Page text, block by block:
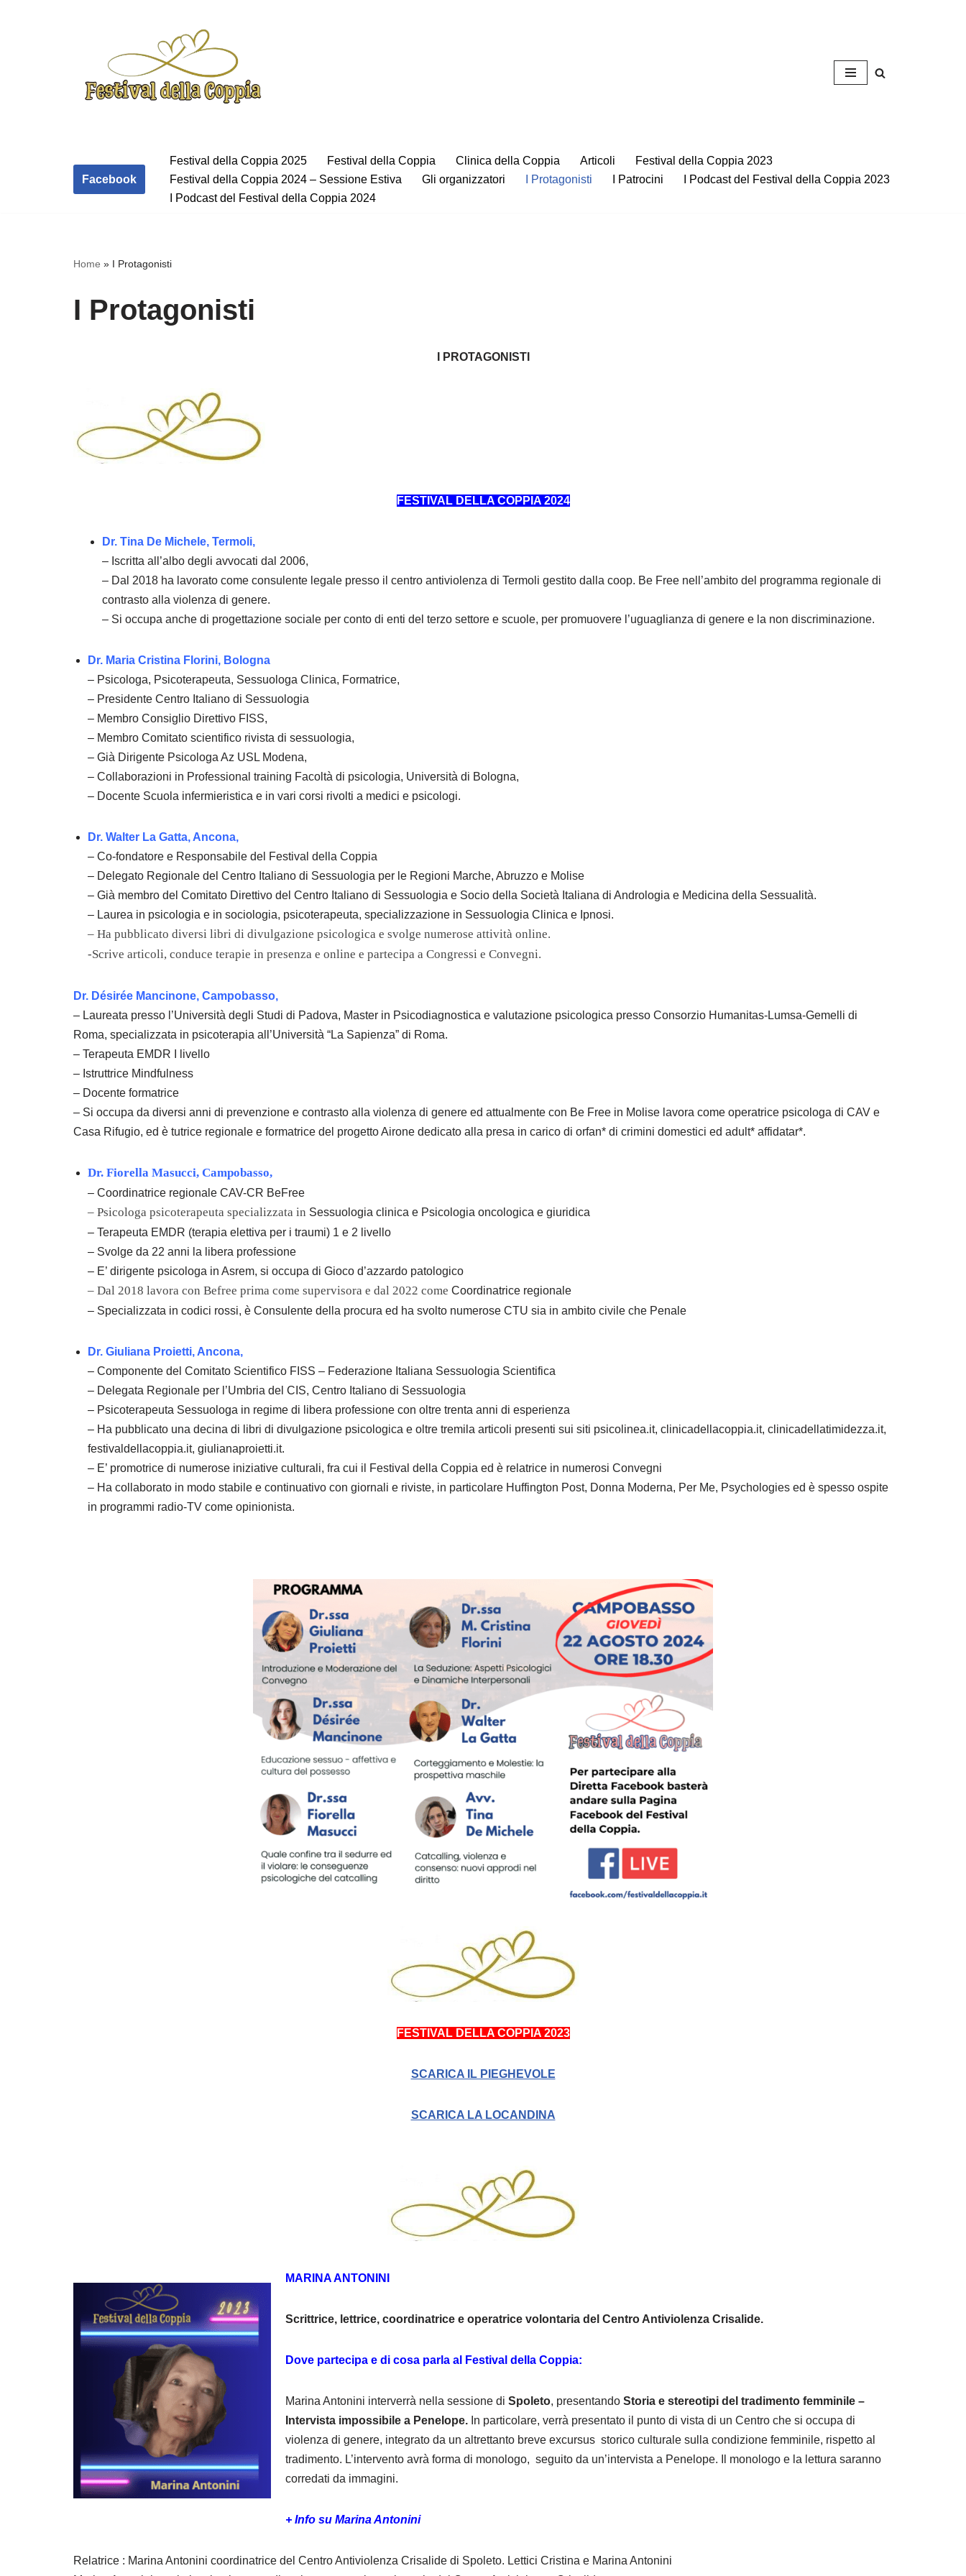
Facebook
Festival della Coppia 2025 Festival della Coppia Clinica della Coppia Articoli
Festival della Coppia 2023
Festival della Coppia 2024 – Sessione Estiva
Gli organizzatori I Protagonisti I Patrocini
I Podcast del Festival della Coppia 2023
I Podcast del Festival della Coppia 2024
Home » I Protagonisti
I Protagonisti
I PROTAGONISTI
FESTIVAL DELLA COPPIA 2024
Dr. Tina De Michele, Termoli,
– Iscritta all’albo degli avvocati dal 2006,
– Dal 2018 ha lavorato come consulente legale presso il centro antiviolenza di Termoli gestito dalla coop. Be Free nell’ambito del programma regionale di
contrasto alla violenza di genere.
– Si occupa anche di progettazione sociale per conto di enti del terzo settore e scuole, per promuovere l’uguaglianza di genere e la non discriminazione.
Dr. Maria Cristina Florini, Bologna
– Psicologa, Psicoterapeuta, Sessuologa Clinica, Formatrice,
– Presidente Centro Italiano di Sessuologia
– Membro Consiglio Direttivo FISS,
– Membro Comitato scientifico rivista di sessuologia,
– Già Dirigente Psicologa Az USL Modena,
– Collaborazioni in Professional training Facoltà di psicologia, Università di Bologna,
– Docente Scuola infermieristica e in vari corsi rivolti a medici e psicologi.
Dr. Walter La Gatta, Ancona,
– Co-fondatore e Responsabile del Festival della Coppia
– Delegato Regionale del Centro Italiano di Sessuologia per le Regioni Marche, Abruzzo e Molise
– Già membro del Comitato Direttivo del Centro Italiano di Sessuologia e Socio della Società Italiana di Andrologia e Medicina della Sessualità.
– Laurea in psicologia e in sociologia, psicoterapeuta, specializzazione in Sessuologia Clinica e Ipnosi.
– Ha pubblicato diversi libri di divulgazione psicologica e svolge numerose attività online.
-Scrive articoli, conduce terapie in presenza e online e partecipa a Congressi e Convegni.
Dr. Désirée Mancinone, Campobasso,
– Laureata presso l’Università degli Studi di Padova, Master in Psicodiagnostica e valutazione psicologica presso Consorzio Humanitas-Lumsa-Gemelli di
Roma, specializzata in psicoterapia all’Università “La Sapienza” di Roma.
– Terapeuta EMDR I livello
– Istruttrice Mindfulness
– Docente formatrice
– Si occupa da diversi anni di prevenzione e contrasto alla violenza di genere ed attualmente con Be Free in Molise lavora come operatrice psicologa di CAV e
Casa Rifugio, ed è tutrice regionale e formatrice del progetto Airone dedicato alla presa in carico di orfan* di crimini domestici ed adult* affidatar*.
Dr. Fiorella Masucci, Campobasso,
– Coordinatrice regionale CAV-CR BeFree
– Psicologa psicoterapeuta specializzata in Sessuologia clinica e Psicologia oncologica e giuridica
– Terapeuta EMDR (terapia elettiva per i traumi) 1 e 2 livello
– Svolge da 22 anni la libera professione
– E’ dirigente psicologa in Asrem, si occupa di Gioco d’azzardo patologico
– Dal 2018 lavora con Befree prima come supervisora e dal 2022 come Coordinatrice regionale
– Specializzata in codici rossi, è Consulente della procura ed ha svolto numerose CTU sia in ambito civile che Penale
Dr. Giuliana Proietti, Ancona,
– Componente del Comitato Scientifico FISS – Federazione Italiana Sessuologia Scientifica
– Delegata Regionale per l’Umbria del CIS, Centro Italiano di Sessuologia
– Psicoterapeuta Sessuologa in regime di libera professione con oltre trenta anni di esperienza
– Ha pubblicato una decina di libri di divulgazione psicologica e oltre tremila articoli presenti sui siti psicolinea.it, clinicadellacoppia.it, clinicadellatimidezza.it,
festivaldellacoppia.it, giulianaproietti.it.
– E’ promotrice di numerose iniziative culturali, fra cui il Festival della Coppia ed è relatrice in numerosi Convegni
– Ha collaborato in modo stabile e continuativo con giornali e riviste, in particolare Huffington Post, Donna Moderna, Per Me, Psychologies ed è spesso ospite
in programmi radio-TV come opinionista.
FESTIVAL DELLA COPPIA 2023
SCARICA IL PIEGHEVOLE
SCARICA LA LOCANDINA
MARINA ANTONINI
Scrittrice, lettrice, coordinatrice e operatrice volontaria del Centro Antiviolenza Crisalide.
Dove partecipa e di cosa parla al Festival della Coppia:
Marina Antonini interverrà nella sessione di Spoleto, presentando Storia e stereotipi del tradimento femminile –
Intervista impossibile a Penelope. In particolare, verrà presentato il punto di vista di un Centro che si occupa di
violenza di genere, integrato da un altrettanto breve excursus storico culturale sulla condizione femminile, rispetto al
tradimento. L’intervento avrà forma di monologo, seguito da un’intervista a Penelope. Il monologo e la lettura saranno
corredati da immagini.
+ Info su Marina Antonini
Relatrice : Marina Antonini coordinatrice del Centro Antiviolenza Crisalide di Spoleto. Lettici Cristina e Marina Antonini